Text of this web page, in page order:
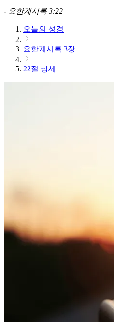
- 요한계시록 3:22
오늘의 성경
요한계시록 3장
22절 상세